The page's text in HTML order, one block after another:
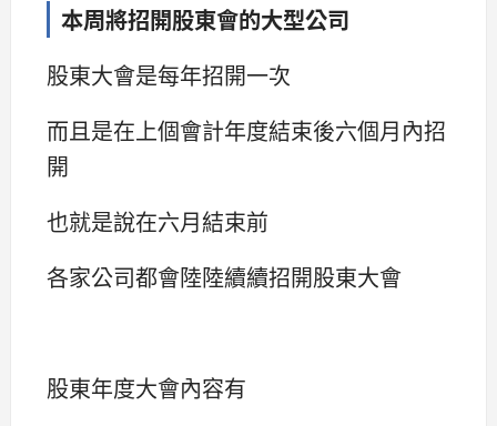
本周將招開股東會的大型公司
股東大會是每年招開一次
而且是在上個會計年度結束後六個月內招
開
也就是說在六月結束前
各家公司都會陸陸續續招開股東大會
股東年度大會內容有